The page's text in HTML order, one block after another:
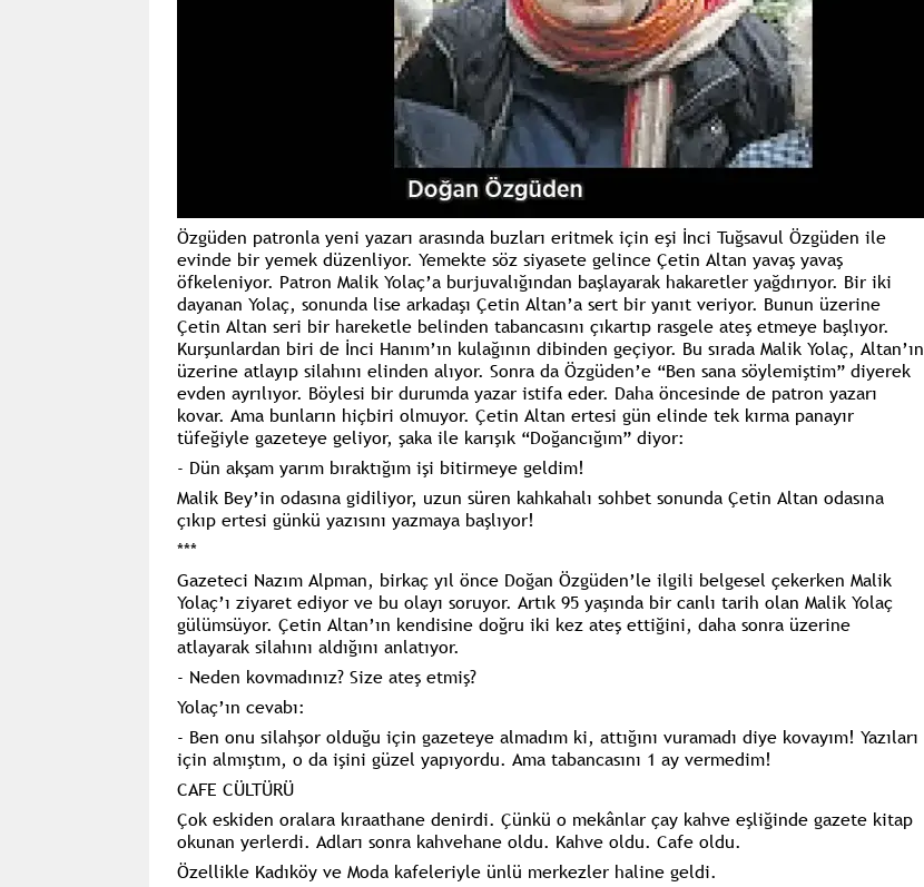
Özgüden patronla yeni yazarı arasında buzları eritmek için eşi İnci Tuğsavul Özgüden ile
evinde bir yemek düzenliyor. Yemekte söz siyasete gelince Çetin Altan yavaş yavaş
öfkeleniyor. Patron Malik Yolaç’a burjuvalığından başlayarak hakaretler yağdırıyor. Bir iki
dayanan Yolaç, sonunda lise arkadaşı Çetin Altan’a sert bir yanıt veriyor. Bunun üzerine
Çetin Altan seri bir hareketle belinden tabancasını çıkartıp rasgele ateş etmeye başlıyor.
Kurşunlardan biri de İnci Hanım’ın kulağının dibinden geçiyor. Bu sırada Malik Yolaç, Altan’ın
üzerine atlayıp silahını elinden alıyor. Sonra da Özgüden’e “Ben sana söylemiştim” diyerek
evden ayrılıyor. Böylesi bir durumda yazar istifa eder. Daha öncesinde de patron yazarı
kovar. Ama bunların hiçbiri olmuyor. Çetin Altan ertesi gün elinde tek kırma panayır
tüfeğiyle gazeteye geliyor, şaka ile karışık “Doğancığım” diyor:
- Dün akşam yarım bıraktığım işi bitirmeye geldim!
Malik Bey’in odasına gidiliyor, uzun süren kahkahalı sohbet sonunda Çetin Altan odasına
çıkıp ertesi günkü yazısını yazmaya başlıyor!
***
Gazeteci Nazım Alpman, birkaç yıl önce Doğan Özgüden’le ilgili belgesel çekerken Malik
Yolaç’ı ziyaret ediyor ve bu olayı soruyor. Artık 95 yaşında bir canlı tarih olan Malik Yolaç
gülümsüyor. Çetin Altan’ın kendisine doğru iki kez ateş ettiğini, daha sonra üzerine
atlayarak silahını aldığını anlatıyor.
- Neden kovmadınız? Size ateş etmiş?
Yolaç’ın cevabı:
- Ben onu silahşor olduğu için gazeteye almadım ki, attığını vuramadı diye kovayım! Yazıları
için almıştım, o da işini güzel yapıyordu. Ama tabancasını 1 ay vermedim!
CAFE CÜLTÜRÜ
Çok eskiden oralara kıraathane denirdi. Çünkü o mekânlar çay kahve eşliğinde gazete kitap
okunan yerlerdi. Adları sonra kahvehane oldu. Kahve oldu. Cafe oldu.
Özellikle Kadıköy ve Moda kafeleriyle ünlü merkezler haline geldi.